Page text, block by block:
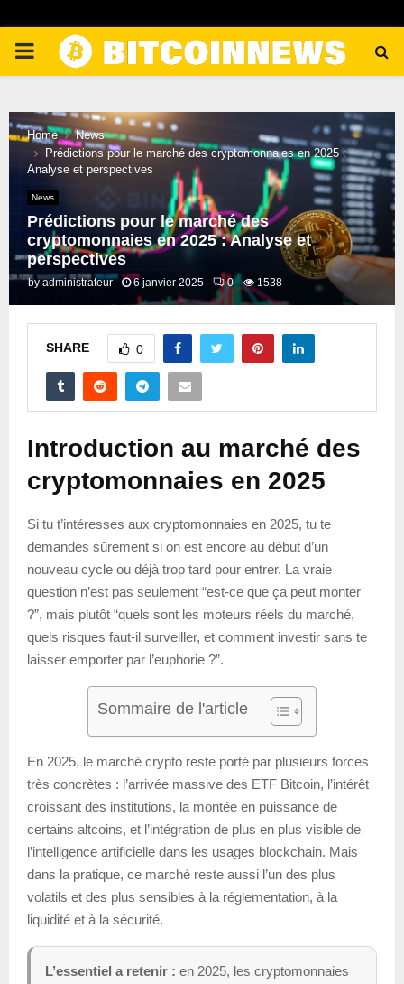
PRIMARY
Home
News
Prédictions pour le marché des cryptomonnaies en 2025 :
Analyse et perspectives
News
Prédictions pour le marché des
cryptomonnaies en 2025 : Analyse et
perspectives
byadministrateur 6 janvier 2025 0 1538
SHARE 0
Introduction au marché des
cryptomonnaies en 2025
Si tu t’intéresses aux cryptomonnaies en 2025, tu te
demandes sûrement si on est encore au début d’un
nouveau cycle ou déjà trop tard pour entrer. La vraie
question n’est pas seulement “est-ce que ça peut monter
?”, mais plutôt “quels sont les moteurs réels du marché,
quels risques faut-il surveiller, et comment investir sans te
laisser emporter par l’euphorie ?”.
Sommaire de l'article
En 2025, le marché crypto reste porté par plusieurs forces
très concrètes : l’arrivée massive des ETF Bitcoin, l’intérêt
croissant des institutions, la montée en puissance de
certains altcoins, et l’intégration de plus en plus visible de
l’intelligence artificielle dans les usages blockchain. Mais
dans la pratique, ce marché reste aussi l’un des plus
volatils et des plus sensibles à la réglementation, à la
liquidité et à la sécurité.
L’essentiel a retenir : en 2025, les cryptomonnaies